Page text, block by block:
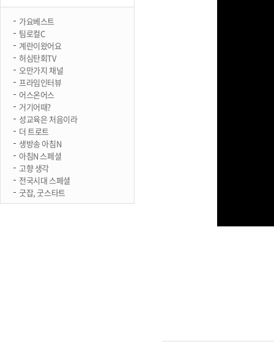
가요베스트
팀로컬C
계란이왔어요
허심탄회TV
오만가지 채널
프라임인터뷰
어스온어스
거기어때?
성교육은 처음이라
더 트로트
생방송 아침N
아침N 스페셜
고향 생각
전국시대 스페셜
굿잡, 굿스타트